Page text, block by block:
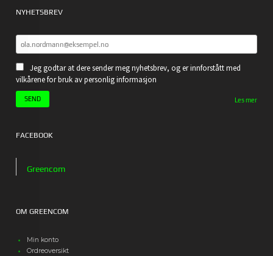
NYHETSBREV
Jeg godtar at dere sender meg nyhetsbrev, og er innforstått med
vilkårene for bruk av personlig informasjon
Les mer
FACEBOOK
Greencom
OM GREENCOM
Min konto
Ordreoversikt